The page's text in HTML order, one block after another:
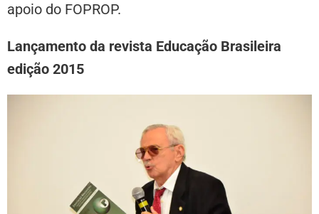
apoio do FOPROP.
Lançamento da revista Educação Brasileira
edição 2015